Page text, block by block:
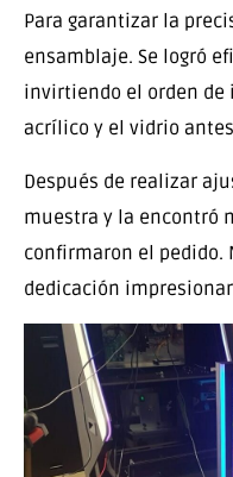
Para garantizar la
ensamblaje. Se logró
invirtiendo el orden
acrílico y el vidrio
Después de realizar
muestra y la encontró
confirmaron el pedido.
dedicación